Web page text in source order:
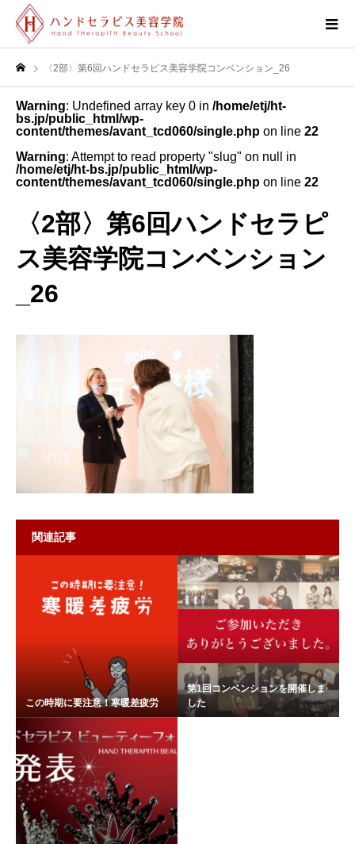
〈2部〉第6回ハンドセラピス美容学院コンベンション_26
Warning: Undefined array key 0 in /home/etj/ht-
bs.jp/public_html/wp-
content/themes/avant_tcd060/single.php on line 22
Warning: Attempt to read property "slug" on null in
/home/etj/ht-bs.jp/public_html/wp-
content/themes/avant_tcd060/single.php on line 22
〈2部〉第6回ハンドセラピ
ス美容学院コンベンション
_26
関連記事
この時期に要注意！寒暖差疲労
第1回コンベンションを開催しま
した